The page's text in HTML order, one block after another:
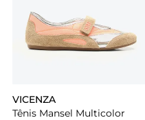
VICENZA
Tênis Mansel Multicolor